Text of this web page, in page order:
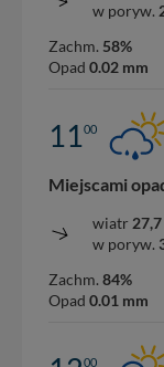
w poryw.
Zachm. 58%
Opad 0.02 mm
1100
Miejscami
wiatr
w poryw.
Zachm. 84%
Opad 0.01 mm
00